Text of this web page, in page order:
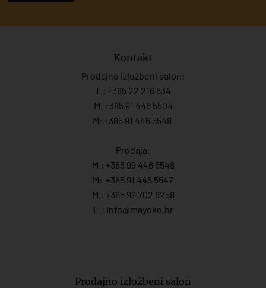
Kontakt
Prodajno izložbeni salon:
T.: +385 22 216 634
M. +385 91 446 5504
M: +385 91 446 5548
Prodaja:
M.: +385 99 446 5548
M: +385 91 446 5547
M.: +385 99 702 8258
E.: info@mayoko. hr
Prodajno izložbeni salon